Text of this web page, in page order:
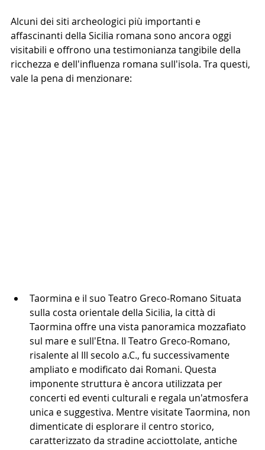
Alcuni dei siti archeologici più importanti e
affascinanti della Sicilia romana sono ancora oggi
visitabili e offrono una testimonianza tangibile della
ricchezza e dell'influenza romana sull'isola. Tra questi,
vale la pena di menzionare:
Taormina e il suo Teatro Greco-Romano Situata
sulla costa orientale della Sicilia, la città di
Taormina offre una vista panoramica mozzafiato
sul mare e sull'Etna. Il Teatro Greco-Romano,
risalente al III secolo a.C., fu successivamente
ampliato e modificato dai Romani. Questa
imponente struttura è ancora utilizzata per
concerti ed eventi culturali e regala un'atmosfera
unica e suggestiva. Mentre visitate Taormina, non
dimenticate di esplorare il centro storico,
caratterizzato da stradine acciottolate, antiche